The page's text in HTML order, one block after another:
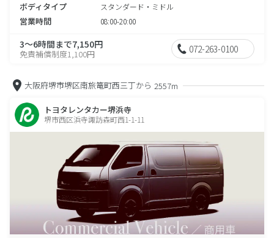
ボディタイプ スタンダード・ミドル
営業時間 08:00-20:00
3～6時間まで7,150円
免責補償制度1,100円 072-263-0100
大阪府堺市堺区南旅篭町西三丁から 2557m
トヨタレンタカー堺浜寺
堺市西区浜寺諏訪森町西1-1-11